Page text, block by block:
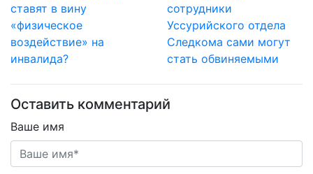
ставят в вину
«физическое
воздействие» на
инвалида?
сотрудники
Уссурийского отдела
Следкома сами могут
стать обвиняемыми
Оставить комментарий
Ваше имя